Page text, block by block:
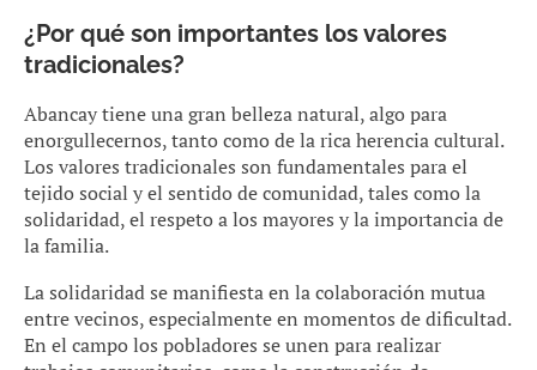
¿Por qué son importantes los valores
tradicionales?
Abancay tiene una gran belleza natural, algo para
enorgullecernos, tanto como de la rica herencia cultural.
Los valores tradicionales son fundamentales para el
tejido social y el sentido de comunidad, tales como la
solidaridad, el respeto a los mayores y la importancia de
la familia.
La solidaridad se manifiesta en la colaboración mutua
entre vecinos, especialmente en momentos de dificultad.
En el campo los pobladores se unen para realizar